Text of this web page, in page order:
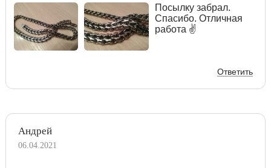
Посылку забрал.
Спасибо. Отличная
работа ✌
Ответить
Андрей
06.04.2021